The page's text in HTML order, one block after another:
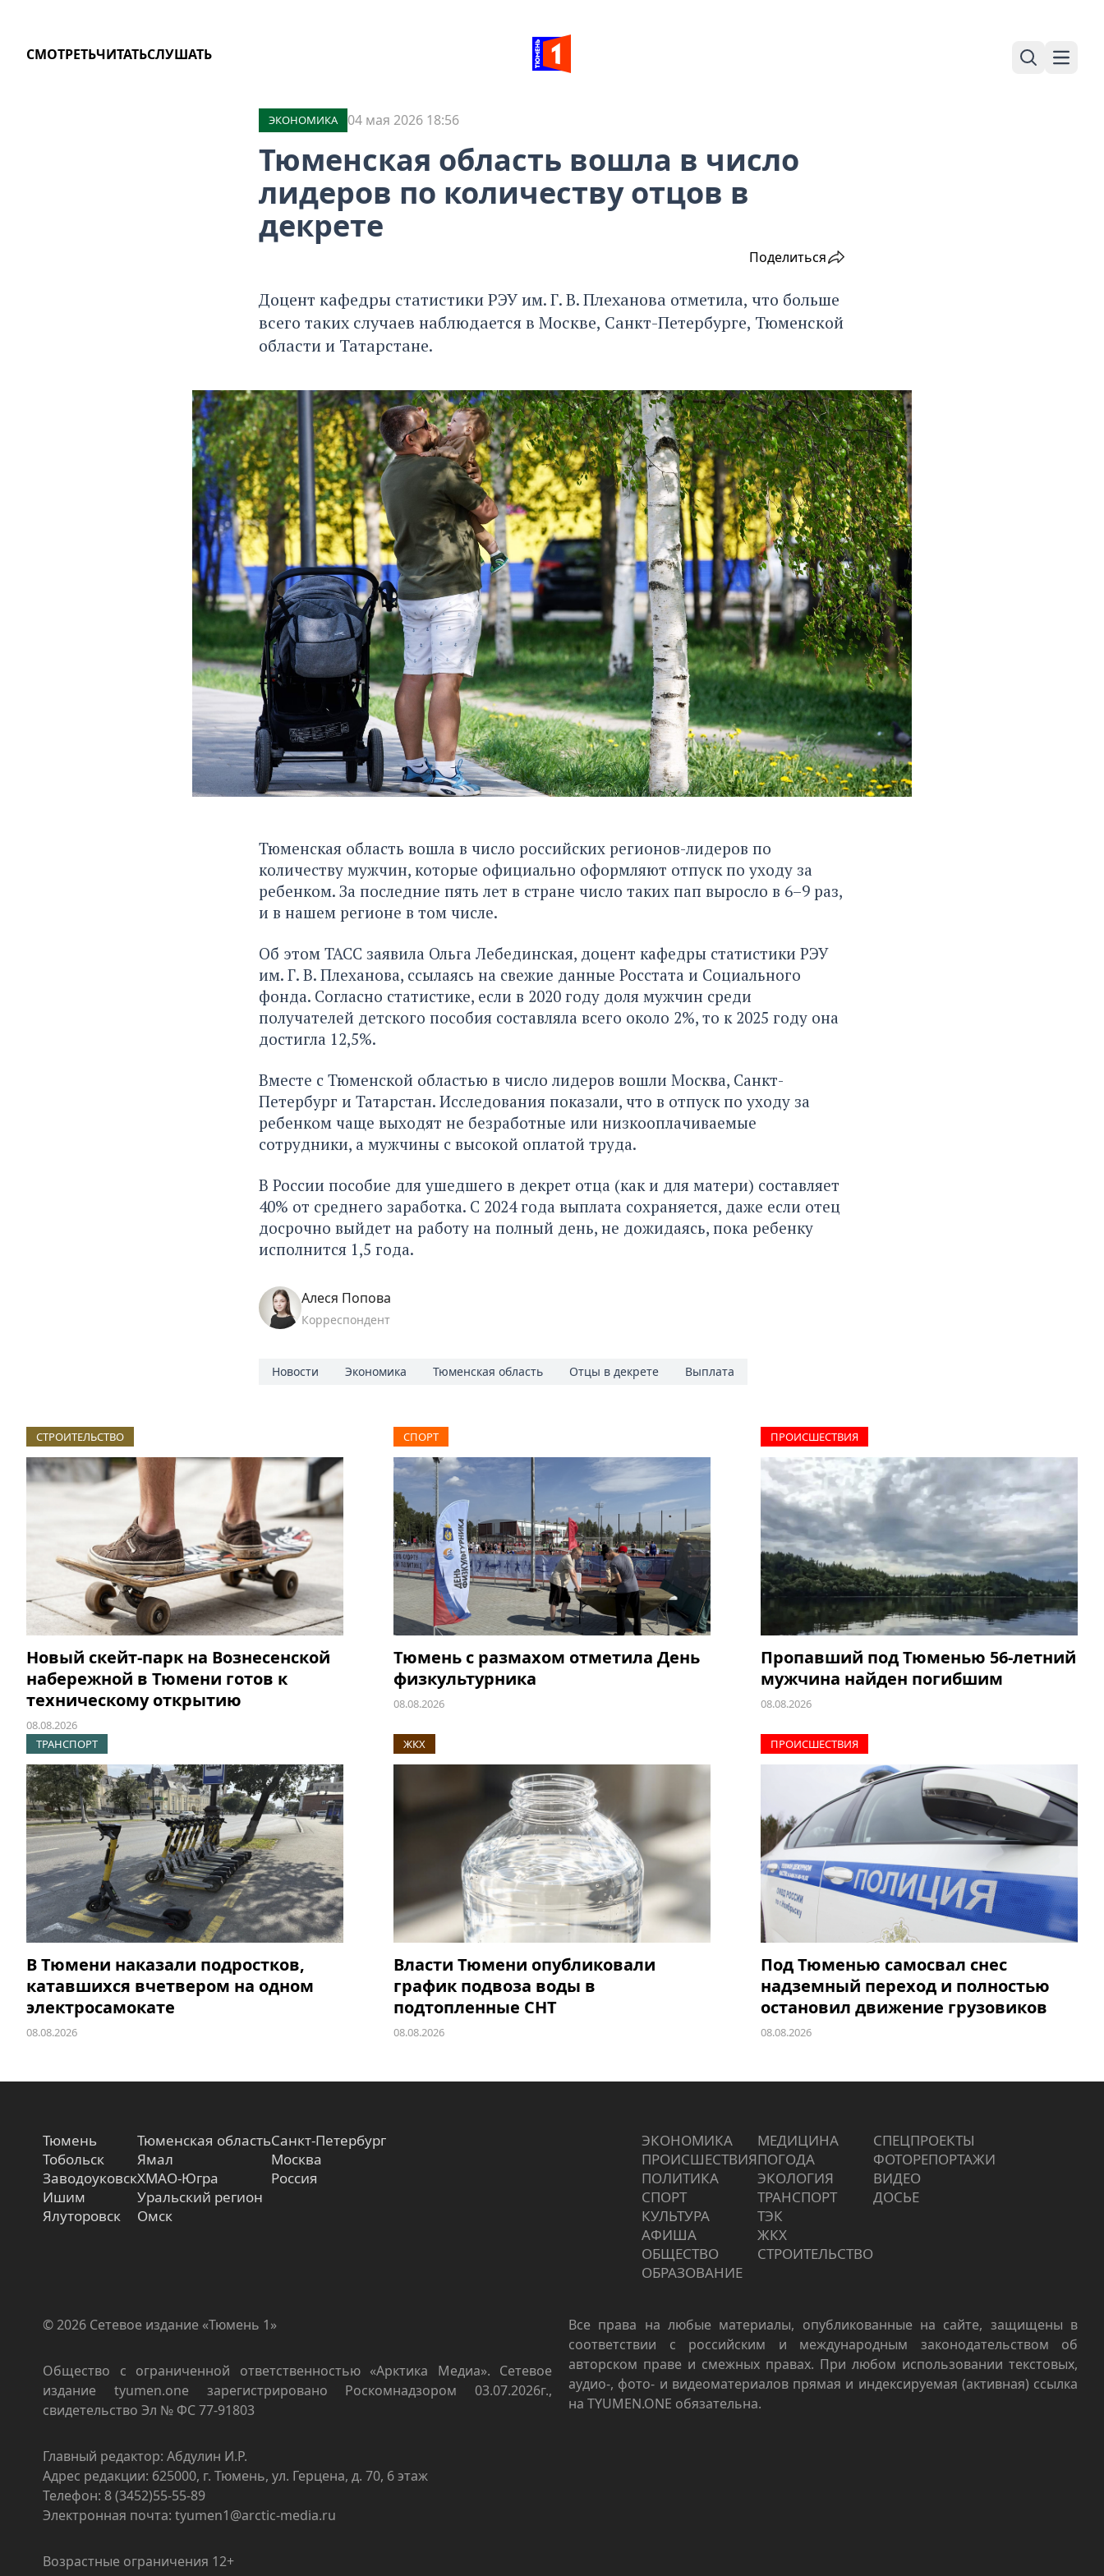
СМОТРЕТЬЧИТАТЬСЛУШАТЬ
Поиск
ЭКОНОМИКА 04 мая 2026 18:56
Тюменская область вошла в число
лидеров по количеству отцов в
декрете
Поделиться
Доцент кафедры статистики РЭУ им. Г. В. Плеханова отметила, что больше
всего таких случаев наблюдается в Москве, Санкт-Петербурге, Тюменской
области и Татарстане.
Тюменская область вошла в число российских регионов-лидеров по
количеству мужчин, которые официально оформляют отпуск по уходу за
ребенком. За последние пять лет в стране число таких пап выросло в 6–9 раз,
и в нашем регионе в том числе.
Об этом ТАСС заявила Ольга Лебединская, доцент кафедры статистики РЭУ
им. Г. В. Плеханова, ссылаясь на свежие данные Росстата и Социального
фонда. Согласно статистике, если в 2020 году доля мужчин среди
получателей детского пособия составляла всего около 2%, то к 2025 году она
достигла 12,5%.
Вместе с Тюменской областью в число лидеров вошли Москва, Санкт-
Петербург и Татарстан. Исследования показали, что в отпуск по уходу за
ребенком чаще выходят не безработные или низкооплачиваемые
сотрудники, а мужчины с высокой оплатой труда.
В России пособие для ушедшего в декрет отца (как и для матери) составляет
40% от среднего заработка. С 2024 года выплата сохраняется, даже если отец
досрочно выйдет на работу на полный день, не дожидаясь, пока ребенку
исполнится 1,5 года.
Алеся Попова
Корреспондент
Новости Экономика Тюменская область Отцы в декрете Выплата
СТРОИТЕЛЬСТВО
Новый скейт-парк на Вознесенской
набережной в Тюмени готов к
техническому открытию
08.08.2026
СПОРТ
Тюмень с размахом отметила День
физкультурника
08.08.2026
ПРОИCШЕСТВИЯ
Пропавший под Тюменью 56-летний
мужчина найден погибшим
08.08.2026
ТРАНСПОРТ
В Тюмени наказали подростков,
катавшихся вчетвером на одном
электросамокате
08.08.2026
ЖКХ
Власти Тюмени опубликовали
график подвоза воды в
подтопленные СНТ
08.08.2026
ПРОИCШЕСТВИЯ
Под Тюменью самосвал снес
надземный переход и полностью
остановил движение грузовиков
08.08.2026
Тюмень
Тобольск
Заводоуковск
Ишим
Ялуторовск
Тюменская область
Ямал
ХМАО-Югра
Уральский регион
Омск
Санкт-Петербург
Москва
Россия
ЭКОНОМИКА
ПРОИCШЕСТВИЯ
ПОЛИТИКА
СПОРТ
КУЛЬТУРА
АФИША
ОБЩЕСТВО
ОБРАЗОВАНИЕ
МЕДИЦИНА
ПОГОДА
ЭКОЛОГИЯ
ТРАНСПОРТ
ТЭК
ЖКХ
СТРОИТЕЛЬСТВО
СПЕЦПРОЕКТЫ
ФОТОРЕПОРТАЖИ
ВИДЕО
ДОСЬЕ
© 2026 Сетевое издание «Тюмень 1»
Общество с ограниченной ответственностью «Арктика Медиа». Сетевое
издание tyumen.one зарегистрировано Роскомнадзором 03.07.2026г.,
свидетельство Эл № ФС 77-91803
Главный редактор: Абдулин И.Р.
Адрес редакции: 625000, г. Тюмень, ул. Герцена, д. 70, 6 этаж
Телефон: 8 (3452)55-55-89
Электронная почта: tyumen1@arctic-media.ru
Возрастные ограничения 12+
Все права на любые материалы, опубликованные на сайте, защищены в
соответствии с российским и международным законодательством об
авторском праве и смежных правах. При любом использовании текстовых,
аудио-, фото- и видеоматериалов прямая и индексируемая (активная) ссылка
на TYUMEN.ONE обязательна.